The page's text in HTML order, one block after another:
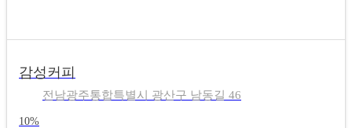
감성커피
전남광주통합특별시 광산구 남동길 46
10%